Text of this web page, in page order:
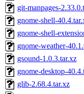
git-manpages-
gnome-shell-
gnome-shell-
gnome-weather-
gsound-1.0.3.tar.xz
gnome-desktop-
glib-2.68.4.tar.xz